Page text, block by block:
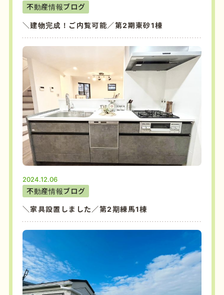
＼建物完成！ご内覧可能／第2期東砂1棟
不動産情報ブログ
＼家具設置しました／第2期練馬1棟
2024.12.06
不動産情報ブログ